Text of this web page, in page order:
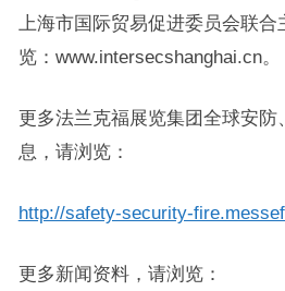
上海市国际贸易促进委员会联
览：www.intersecshanghai.cn。
更多法兰克福展览集团全球安防
息，请浏览：
http://safety-security-
更多新闻资料，请浏览：